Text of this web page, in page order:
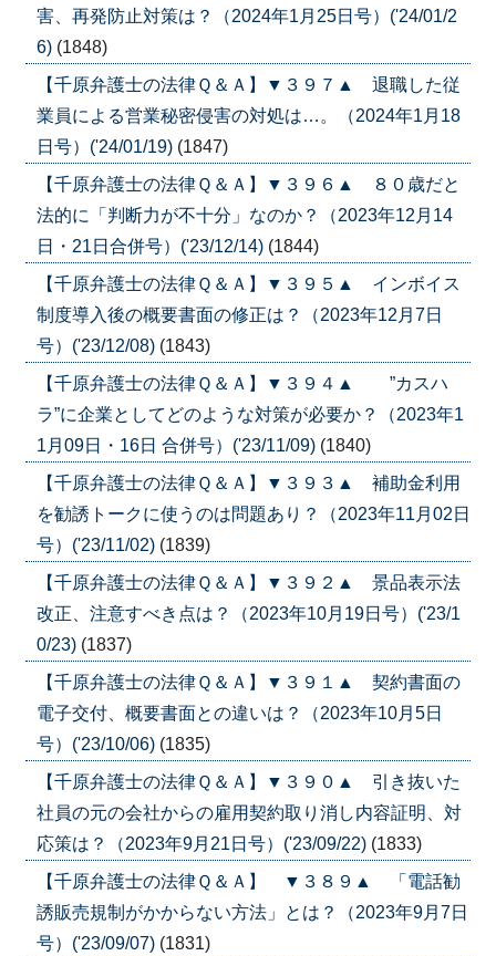
害、再発防止対策は？（2024年1月25日号）('24/01/2
6) (1848)
【千原弁護士の法律Ｑ＆Ａ】▼３９７▲ 退職した従
業員による営業秘密侵害の対処は…。（2024年1月18
日号）('24/01/19) (1847)
【千原弁護士の法律Ｑ＆Ａ】▼３９６▲ ８０歳だと
法的に「判断力が不十分」なのか？（2023年12月14
日・21日合併号）('23/12/14) (1844)
【千原弁護士の法律Ｑ＆Ａ】▼３９５▲ インボイス
制度導入後の概要書面の修正は？（2023年12月7日
号）('23/12/08) (1843)
【千原弁護士の法律Ｑ＆Ａ】▼３９４▲ ”カスハ
ラ”に企業としてどのような対策が必要か？（2023年1
1月09日・16日 合併号）('23/11/09) (1840)
【千原弁護士の法律Ｑ＆Ａ】▼３９３▲ 補助金利用
を勧誘トークに使うのは問題あり？（2023年11月02日
号）('23/11/02) (1839)
【千原弁護士の法律Ｑ＆Ａ】▼３９２▲ 景品表示法
改正、注意すべき点は？（2023年10月19日号）('23/1
0/23) (1837)
【千原弁護士の法律Ｑ＆Ａ】▼３９１▲ 契約書面の
電子交付、概要書面との違いは？（2023年10月5日
号）('23/10/06) (1835)
【千原弁護士の法律Ｑ＆Ａ】▼３９０▲ 引き抜いた
社員の元の会社からの雇用契約取り消し内容証明、対
応策は？（2023年9月21日号）('23/09/22) (1833)
【千原弁護士の法律Ｑ＆Ａ】 ▼３８９▲ 「電話勧
誘販売規制がかからない方法」とは？（2023年9月7日
号）('23/09/07) (1831)